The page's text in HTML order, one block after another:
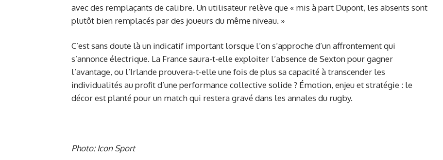
avec des remplaçants de calibre. Un utilisateur relève que « mis à part Dupont, les absents sont
plutôt bien remplacés par des joueurs du même niveau. »
C’est sans doute là un indicatif important lorsque l’on s’approche d’un affrontement qui
s’annonce électrique. La France saura-t-elle exploiter l’absence de Sexton pour gagner
l’avantage, ou l’Irlande prouvera-t-elle une fois de plus sa capacité à transcender les
individualités au profit d’une performance collective solide ? Émotion, enjeu et stratégie : le
décor est planté pour un match qui restera gravé dans les annales du rugby.
Photo: Icon Sport